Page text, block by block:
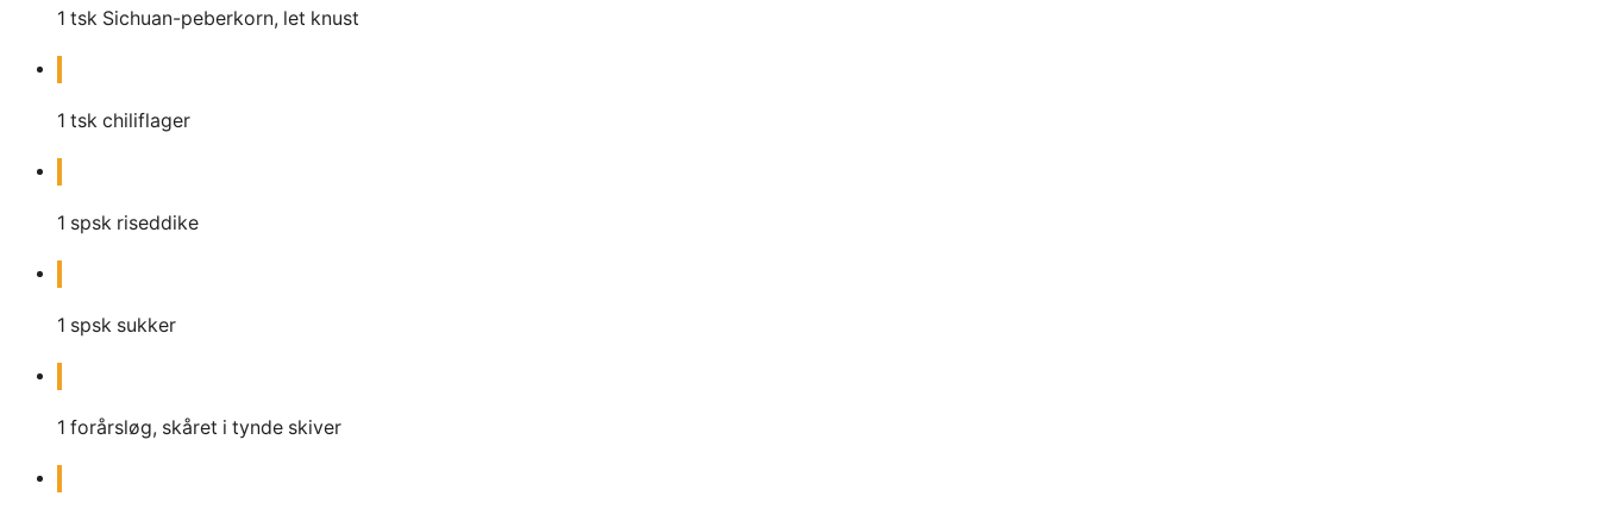
1 tsk Sichuan-peberkorn, let knust
1 tsk chiliflager
1 spsk riseddike
1 spsk sukker
1 forårsløg, skåret i tynde skiver